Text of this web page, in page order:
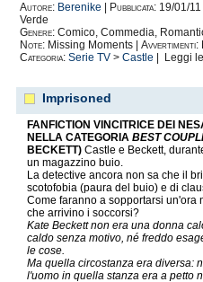
Autore: Berenike Pubblicata: 19/01/
Verde
Genere: Comico, Commedia,
Note: Missing Moments | Avvertimenti:
Categoria: Serie TV > Castle | Leggi le
Imprisoned
FANFICTION VINCITRICE DEI
NELLA CATEGORIA BEST
BECKETT) Castle e Beckett,
un magazzino buio.
La detective ancora non sa che il
scotofobia (paura del buio) e di
Come faranno a sopportarsi un'ora
che arrivino i soccorsi?
Kate Beckett non era una donna
caldo senza motivo, né freddo
le cose.
Ma quella circostanza era diversa:
l'uomo in quella stanza era a petto